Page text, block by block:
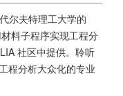
尔夫特理工大学的
料子程序实现工程分
社区中提供。聆听
程分析大众化的专业